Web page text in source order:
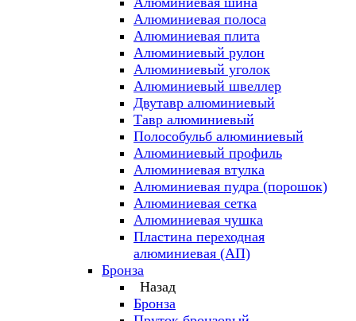
Алюминиевая полоса
Алюминиевая плита
Алюминиевый рулон
Алюминиевый уголок
Алюминиевый швеллер
Двутавр алюминиевый
Тавр алюминиевый
Полособульб алюминиевый
Алюминиевый профиль
Алюминиевая втулка
Алюминиевая пудра (порошок)
Алюминиевая сетка
Алюминиевая чушка
Пластина переходная
алюминиевая (АП)
Бронза
Назад
Бронза